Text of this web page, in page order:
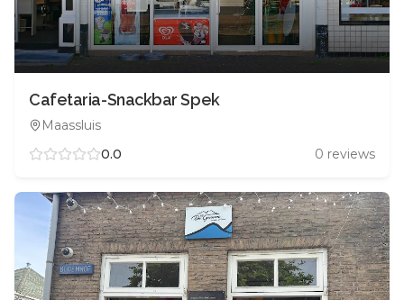
Cafetaria-Snackbar Spek
Maassluis
0.0
0 reviews